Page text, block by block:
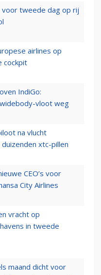
voor tweede dag op rij
airlines op
cockpit
IndiGo:
vloot weg
na vlucht
xtc-pillen
CEO’s voor
City Airlines
vracht op
in tweede
maand dicht voor